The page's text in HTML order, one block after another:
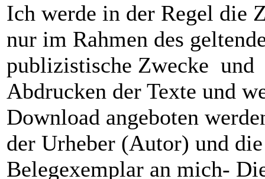
Ich werde in der Regel die
nur im Rahmen des
publizistische Zwecke und
Abdrucken der Texte und
Download angeboten
der Urheber (Autor) und
Belegexemplar an mich-